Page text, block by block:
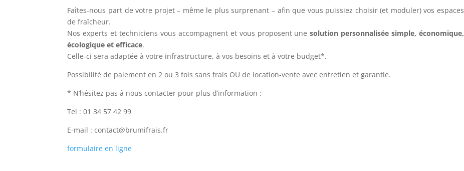
Faîtes-nous part de votre projet – même le plus surprenant – afin que vous puissiez choisir (et moduler) vos espaces
de fraîcheur.
Nos experts et techniciens vous accompagnent et vous proposent unesolution personnalisée simple, économique,
écologique et efficace.
Celle-ci sera adaptée à votre infrastructure, à vos besoins et à votre budget*.
Possibilité de paiement en 2 ou 3 fois sans frais OU de location-vente avec entretien et garantie.
* N’hésitez pas à nous contacter pour plus d’information :
Tel : 01 34 57 42 99
E-mail : contact@brumifrais.fr
formulaire en ligne